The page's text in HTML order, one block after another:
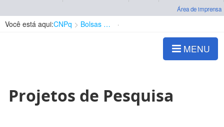
Área de imprensa
Você está aqui:CNPq Bolsas e Auxílios Vigentes
MENU
Projetos de Pesquisa